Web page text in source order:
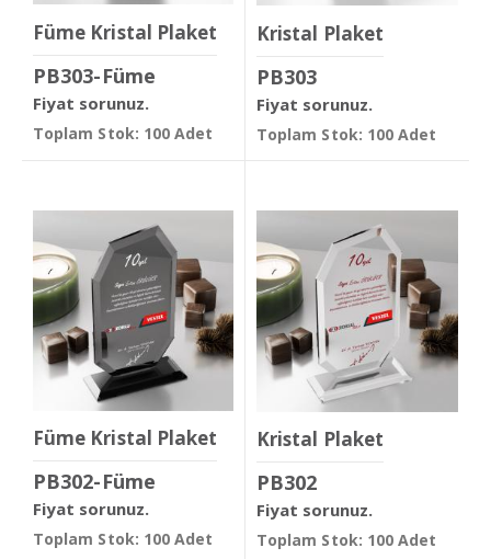
Füme Kristal Plaket
PB303-Füme
Fiyat sorunuz.
Toplam Stok: 100 Adet
Kristal Plaket
PB303
Fiyat sorunuz.
Toplam Stok: 100 Adet
Füme Kristal Plaket
PB302-Füme
Fiyat sorunuz.
Toplam Stok: 100 Adet
Kristal Plaket
PB302
Fiyat sorunuz.
Toplam Stok: 100 Adet